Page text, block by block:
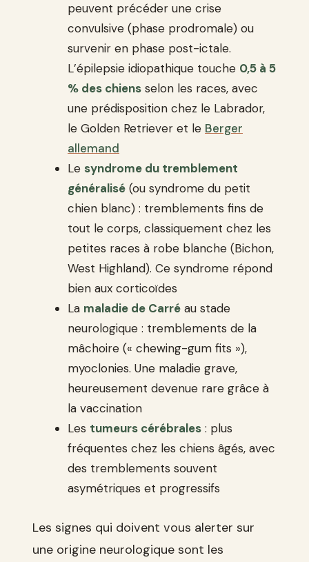
peuvent précéder une crise
convulsive (phase prodromale) ou
survenir en phase post-ictale.
L’épilepsie idiopathique touche 0,5 à 5
% des chiens selon les races, avec
une prédisposition chez le Labrador,
le Golden Retriever et le Berger
allemand
Le syndrome du tremblement
généralisé (ou syndrome du petit
chien blanc) : tremblements fins de
tout le corps, classiquement chez les
petites races à robe blanche (Bichon,
West Highland). Ce syndrome répond
bien aux corticoïdes
La maladie de Carré au stade
neurologique : tremblements de la
mâchoire (« chewing-gum fits »),
myoclonies. Une maladie grave,
heureusement devenue rare grâce à
la vaccination
Les tumeurs cérébrales : plus
fréquentes chez les chiens âgés, avec
des tremblements souvent
asymétriques et progressifs
Les signes qui doivent vous alerter sur
une origine neurologique sont les